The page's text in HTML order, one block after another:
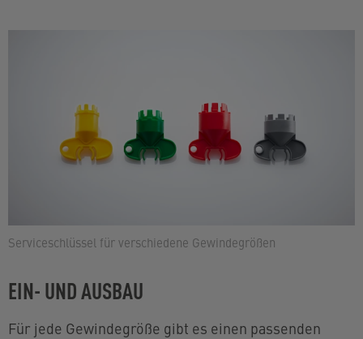
Serviceschlüssel für verschiedene Gewindegrößen
EIN- UND AUSBAU
Für jede Gewindegröße gibt es einen passenden